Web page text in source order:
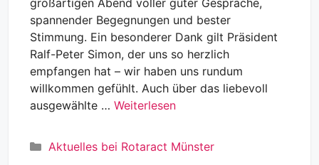
großartigen Abend voller guter Gespräche,
spannender Begegnungen und bester
Stimmung. Ein besonderer Dank gilt Präsident
Ralf-Peter Simon, der uns so herzlich
empfangen hat – wir haben uns rundum
willkommen gefühlt. Auch über das liebevoll
ausgewählte … Weiterlesen
Kategorien
Aktuelles bei Rotaract Münster